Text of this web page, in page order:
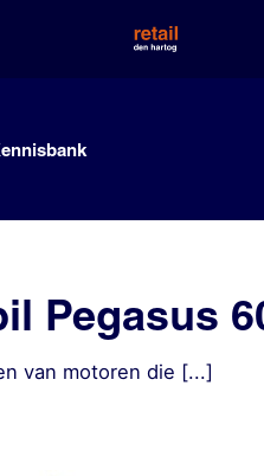
Pegasus
van motoren die [...]